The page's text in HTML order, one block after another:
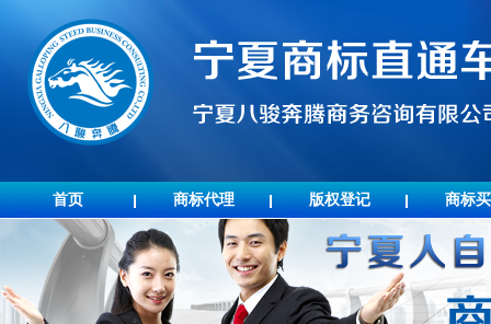
首页 商标代理 版权登记 商标